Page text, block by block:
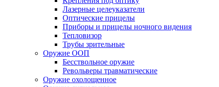
Лазерные целеуказатели
Оптические прицелы
Приборы и прицелы ночного видения
Тепловизор
Трубы зрительные
Оружие ООП
Бесствольное оружие
Револьверы травматические
Оружие охолощенное